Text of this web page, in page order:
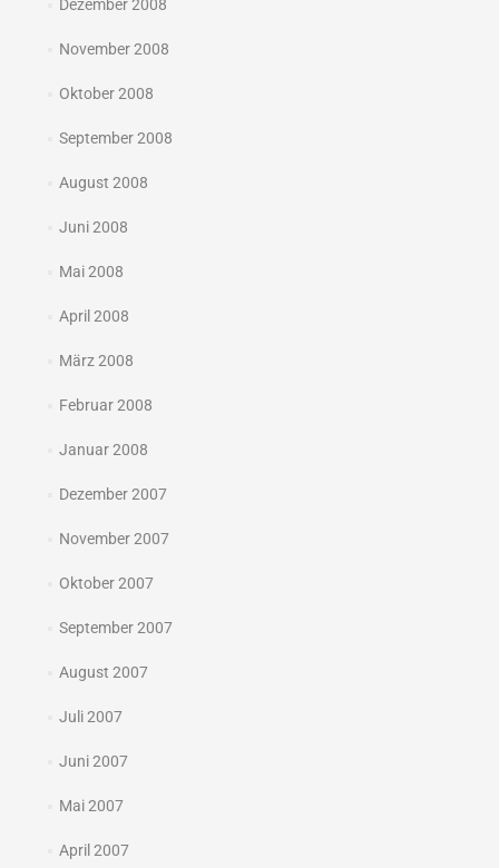
Dezember 2008
November 2008
Oktober 2008
September 2008
August 2008
Juni 2008
Mai 2008
April 2008
März 2008
Februar 2008
Januar 2008
Dezember 2007
November 2007
Oktober 2007
September 2007
August 2007
Juli 2007
Juni 2007
Mai 2007
April 2007